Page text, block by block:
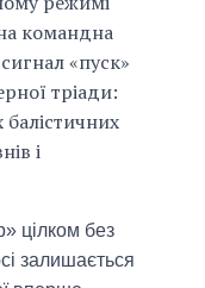
командна
«пуск»
тріади:
і
цілком без
залишається